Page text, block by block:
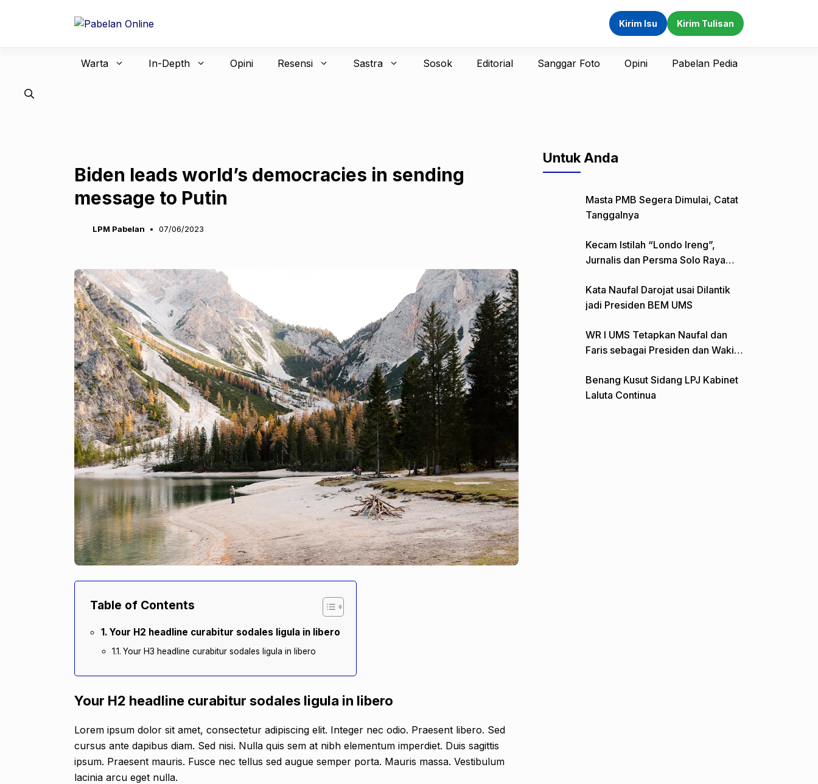
Kirim Isu Kirim Tulisan
Warta In-Depth Opini Resensi Sastra Sosok Editorial Sanggar Foto Opini Pabelan Pedia
Biden leads world’s democracies in sending
message to Putin
LPM Pabelan 07/06/2023
Table of Contents
Your H2 headline curabitur sodales ligula in libero
Your H3 headline curabitur sodales ligula in libero
Your H2 headline curabitur sodales ligula in libero
Lorem ipsum dolor sit amet, consectetur adipiscing elit. Integer nec odio. Praesent libero. Sed
cursus ante dapibus diam. Sed nisi. Nulla quis sem at nibh elementum imperdiet. Duis sagittis
ipsum. Praesent mauris. Fusce nec tellus sed augue semper porta. Mauris massa. Vestibulum
lacinia arcu eget nulla.
Untuk Anda
Masta PMB Segera Dimulai, Catat
Tanggalnya
Kecam Istilah “Londo Ireng”,
Jurnalis dan Persma Solo Raya
Kata Naufal Darojat usai Dilantik
jadi Presiden BEM UMS
WR I UMS Tetapkan Naufal dan
Faris sebagai Presiden dan Wakil
Benang Kusut Sidang LPJ Kabinet
Laluta Continua